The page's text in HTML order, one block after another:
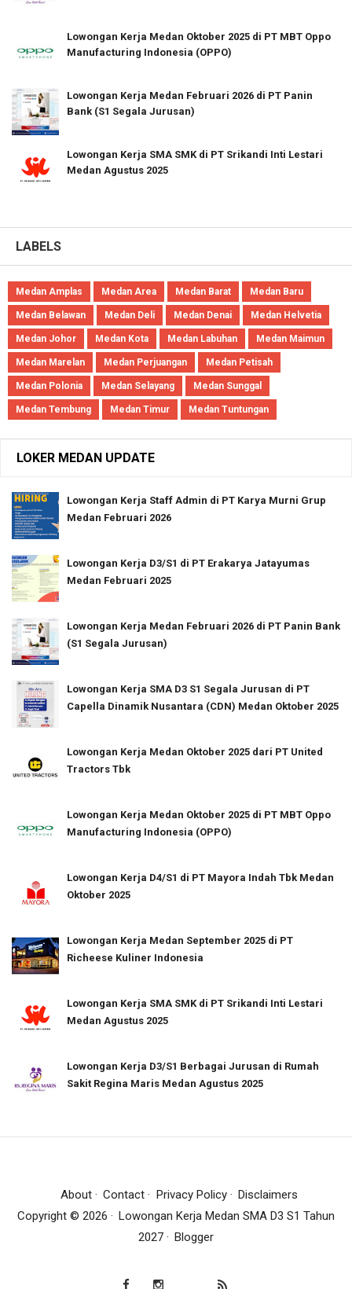
Lowongan Kerja Medan Oktober 2025 di PT MBT Oppo
Manufacturing Indonesia (OPPO)
Lowongan Kerja Medan Februari 2026 di PT Panin
Bank (S1 Segala Jurusan)
Lowongan Kerja SMA SMK di PT Srikandi Inti Lestari
Medan Agustus 2025
LABELS
Medan Amplas Medan Area Medan Barat Medan Baru
Medan Belawan Medan Deli Medan Denai Medan Helvetia
Medan Johor Medan Kota Medan Labuhan Medan Maimun
Medan Marelan Medan Perjuangan Medan Petisah
Medan Polonia Medan Selayang Medan Sunggal
Medan Tembung Medan Timur Medan Tuntungan
LOKER MEDAN UPDATE
Lowongan Kerja Staff Admin di PT Karya Murni Grup
Medan Februari 2026
Lowongan Kerja D3/S1 di PT Erakarya Jatayumas
Medan Februari 2025
Lowongan Kerja Medan Februari 2026 di PT Panin Bank
(S1 Segala Jurusan)
Lowongan Kerja SMA D3 S1 Segala Jurusan di PT
Capella Dinamik Nusantara (CDN) Medan Oktober 2025
Lowongan Kerja Medan Oktober 2025 dari PT United
Tractors Tbk
Lowongan Kerja Medan Oktober 2025 di PT MBT Oppo
Manufacturing Indonesia (OPPO)
Lowongan Kerja D4/S1 di PT Mayora Indah Tbk Medan
Oktober 2025
Lowongan Kerja Medan September 2025 di PT
Richeese Kuliner Indonesia
Lowongan Kerja SMA SMK di PT Srikandi Inti Lestari
Medan Agustus 2025
Lowongan Kerja D3/S1 Berbagai Jurusan di Rumah
Sakit Regina Maris Medan Agustus 2025
About Contact Privacy Policy
Disclaimers
Copyright © 2026
Lowongan Kerja Medan SMA D3 S1 Tahun
2027
Blogger